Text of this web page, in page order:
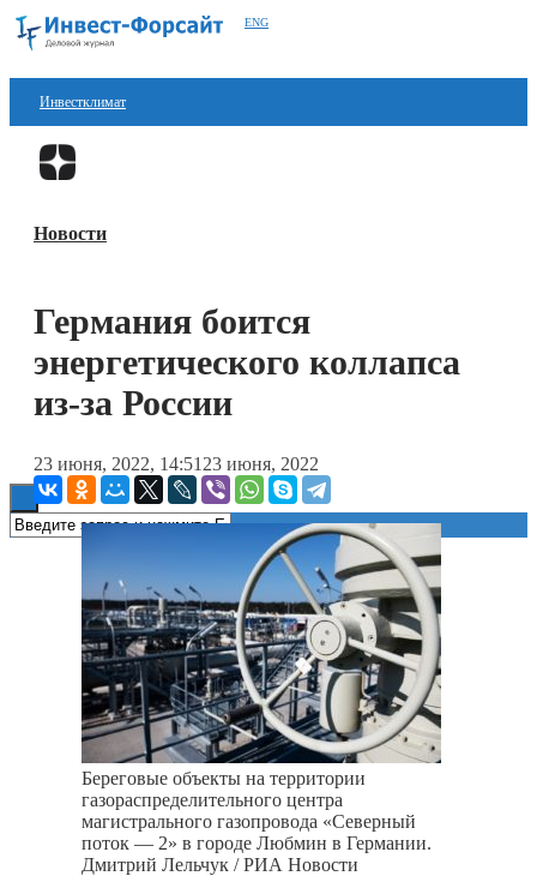
ENG
Инвестклимат
Финансы
Блокчейн
Технологии
Новости
Германия боится
энергетического коллапса
из-за России
23 июня, 2022, 14:51 23 июня, 2022
Береговые объекты на территории
газораспределительного центра
магистрального газопровода «Северный
поток — 2» в городе Любмин в Германии.
Дмитрий Лельчук / РИА Новости